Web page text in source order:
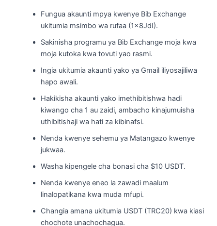
Fungua akaunti mpya kwenye Bib Exchange
ukitumia msimbo wa rufaa (1x8JdI).
Sakinisha programu ya Bib Exchange moja kwa
moja kutoka kwa tovuti yao rasmi.
Ingia ukitumia akaunti yako ya Gmail iliyosajiliwa
hapo awali.
Hakikisha akaunti yako imethibitishwa hadi
kiwango cha 1 au zaidi, ambacho kinajumuisha
uthibitishaji wa hati za kibinafsi.
Nenda kwenye sehemu ya Matangazo kwenye
jukwaa.
Washa kipengele cha bonasi cha $10 USDT.
Nenda kwenye eneo la zawadi maalum
linalopatikana kwa muda mfupi.
Changia amana ukitumia USDT (TRC20) kwa kiasi
chochote unachochagua.